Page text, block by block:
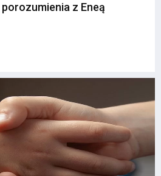
porozumienia z Eneą